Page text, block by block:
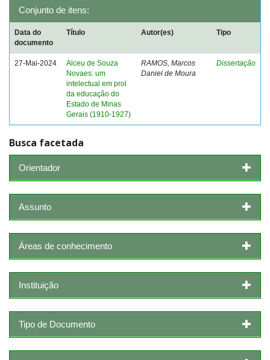
Conjunto de itens:
Data do
documento
Título Autor(es) Tipo
27-Mai-2024
Alceu de Souza
Novaes: um
intelectual em prol
da educação do
Estado de Minas
Gerais (1910-1927)
RAMOS, Marcos
Daniel de Moura
Dissertação
Busca facetada
Orientador
Assunto
Áreas de conhecimento
Instituição
Tipo de Documento